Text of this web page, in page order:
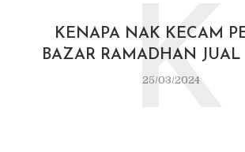
KENAPA NAK KECAM
BAZAR RAMADHAN
25/03/2024
K